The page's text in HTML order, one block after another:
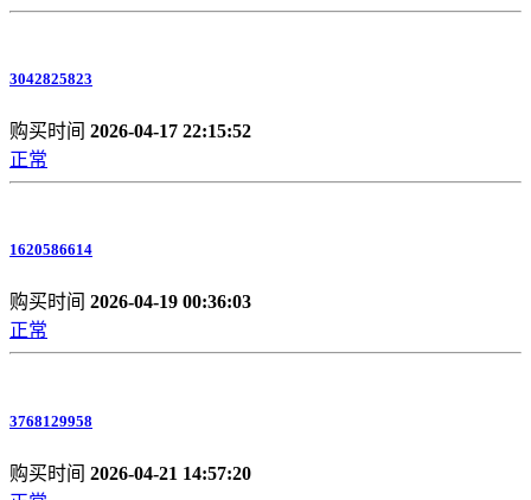
3042825823
购买时间 2026-04-17 22:15:52
正常
1620586614
购买时间 2026-04-19 00:36:03
正常
3768129958
购买时间 2026-04-21 14:57:20